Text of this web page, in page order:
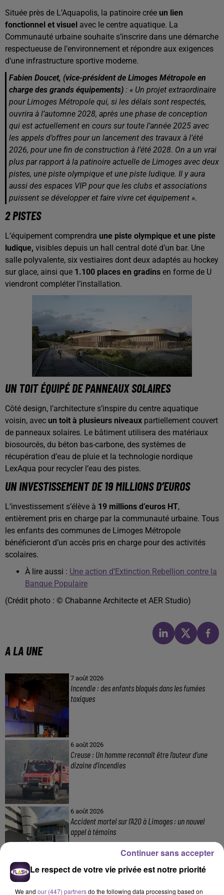
Située près de L’Aquapolis, la patinoire crée un lien
fonctionnel et visuel avec le centre aquatique. La
Communauté urbaine souhaite s’inscrire dans une démarche
respectueuse de l’environnement et répondre aux exigences
d’une infrastructure sportive moderne.
Fabien Doucet, (vice-président de Limoges Métropole en
charge des grands équipements) : « Un projet extraordinaire
pour Limoges Métropole qui, si les délais sont respectés,
ouvrira à l’automne 2028, après une phase de conception
qui est actuellement en cours sur toute l’année 2025 avec
les appels d’offres pour un lancement des travaux à l’été
2026, pour une fin de construction à l’été 2028. On a un vrai
plus par rapport à la patinoire actuelle de Limoges avec deux
pistes, une piste olympique et une piste ludique. Il y aura
aussi des espaces VIP pour que les clubs et associations
puissent se développer et faire vivre cet équipement ».
2 PISTES
L’équipement comprendra une piste olympique et une piste
ludique, visibles depuis un hall central doté d’un bar. Une
salle polyvalente, six vestiaires dont deux adaptés au hockey
sur glace, ainsi que 1.100 places en gradins en forme de U
viendront compléter l’installation.
UN TOIT ÉQUIPÉ DE PANNEAUX SOLAIRES
Côté design, l’architecture s’inspire du centre aquatique
voisin, avec un toit à plusieurs niveaux partiellement couvert
de panneaux solaires. Le bâtiment utilisera des matériaux
biosourcés, du béton bas-carbone, des systèmes de
récupération d’eau de pluie et la technologie nordique
LexAqua pour recycler l’eau des pistes.
UN INVESTISSEMENT DE 19 MILLIONS D’EUROS
L’investissement s’élève à 19 millions d’euros HT,
entièrement pris en charge par la communauté urbaine. Tous
les enfants des communes de Limoges Métropole
bénéficieront d’un accès pris en charge pour des activités
scolaires.
À lire aussi : Une action d’Extinction Rebellion contre la
Banque Populaire
(Crédit photo : © Chabanne Architecte et AER Studio)
A LA UNE
7 août 2026
Incendie : des enfants bloqués dans les fumées
toxiques
6 août 2026
Creuse : Un homme reconnaît être l’auteur d’une
dizaine d’incendies
6 août 2026
Accident mortel sur l’A20 à Limoges : un nouvel
appel à témoins
Haute-Vienne : une aide pour les Jeunes
Le respect de votre vie privée est notre priorité
We and our (447) partnersdo the following data processing based on
Continuer sans accepter